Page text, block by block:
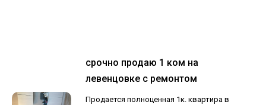
срочно продаю 1 ком на
левенцовке с ремонтом
Продается полноценная 1к. квартира в